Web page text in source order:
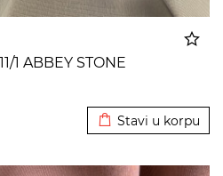
1 ABBEY STONE
Stavi u korpu